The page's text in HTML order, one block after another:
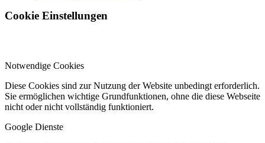
Cookie Einstellungen
Notwendige Cookies
Diese Cookies sind zur Nutzung der Website unbedingt erforderlich.
Sie ermöglichen wichtige Grundfunktionen, ohne die diese Webseite
nicht oder nicht vollständig funktioniert.
Google Dienste